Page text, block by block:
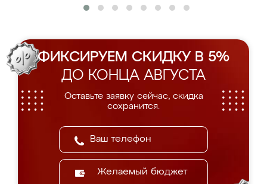
ФИКСИРУЕМ СКИДКУ В 5%
ДО КОНЦА АВГУСТА
Оставьте заявку сейчас, скидка
сохранится.
Желаемый бюджет